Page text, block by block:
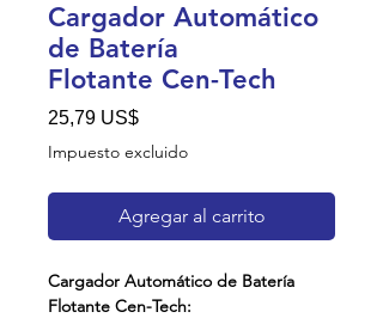
Cargador Automático
de Batería
Flotante Cen-Tech
25,79 US$Precio
Impuesto excluido
Agregar al carrito
Cargador Automático de Batería
Flotante Cen-Tech: